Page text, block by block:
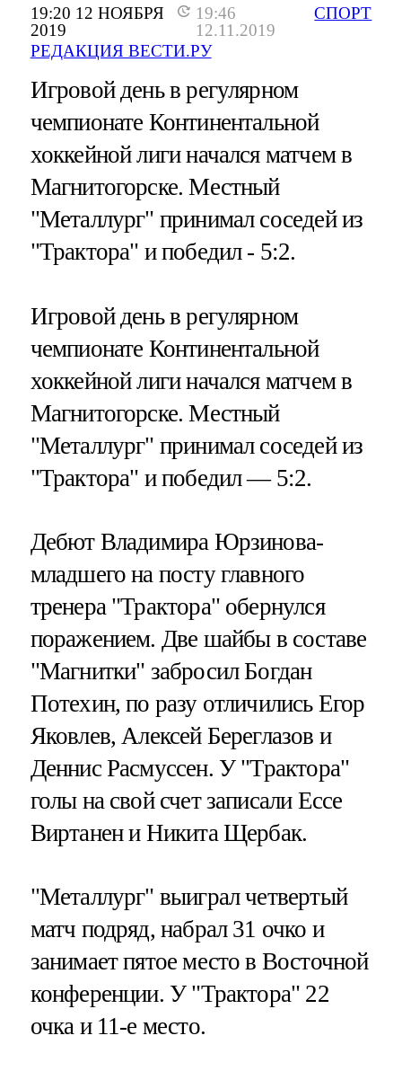
19:20 12 НОЯБРЯ
2019
19:46
12.11.2019
РЕДАКЦИЯ ВЕСТИ.РУ
СПОРТ
Игровой день в регулярном
чемпионате Континентальной
хоккейной лиги начался матчем в
Магнитогорске. Местный
"Металлург" принимал соседей из
"Трактора" и победил - 5:2.
Игровой день в регулярном
чемпионате Континентальной
хоккейной лиги начался матчем в
Магнитогорске. Местный
"Металлург" принимал соседей из
"Трактора" и победил — 5:2.
Дебют Владимира Юрзинова-
младшего на посту главного
тренера "Трактора" обернулся
поражением. Две шайбы в составе
"Магнитки" забросил Богдан
Потехин, по разу отличились Егор
Яковлев, Алексей Береглазов и
Деннис Расмуссен. У "Трактора"
голы на свой счет записали Ессе
Виртанен и Никита Щербак.
"Металлург" выиграл четвертый
матч подряд, набрал 31 очко и
занимает пятое место в Восточной
конференции. У "Трактора" 22
очка и 11-е место.